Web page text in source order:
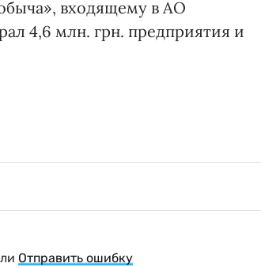
входящему в АО
4,6 млн. грн. предприятия и
Отправить ошибку